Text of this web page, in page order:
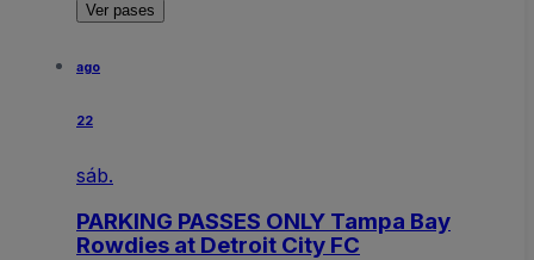
Ver pases
ago
22
sáb.
PARKING PASSES ONLY Tampa Bay
Rowdies at Detroit City FC